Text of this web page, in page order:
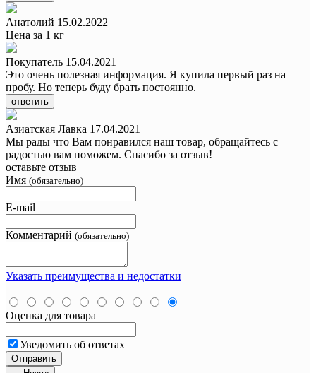
Анатолий 15.02.2022
Цена за 1 кг
Покупатель 15.04.2021
Это очень полезная информация. Я купила первый раз на
пробу. Но теперь буду брать постоянно.
ответить
Азиатская Лавка 17.04.2021
Мы рады что Вам понравился наш товар, обращайтесь с
радостью вам поможем. Спасибо за отзыв!
оставьте отзыв
Имя (обязательно)
E-mail
Комментарий (обязательно)
Указать преимущества и недостатки
Оценка для товара
Уведомить об ответах